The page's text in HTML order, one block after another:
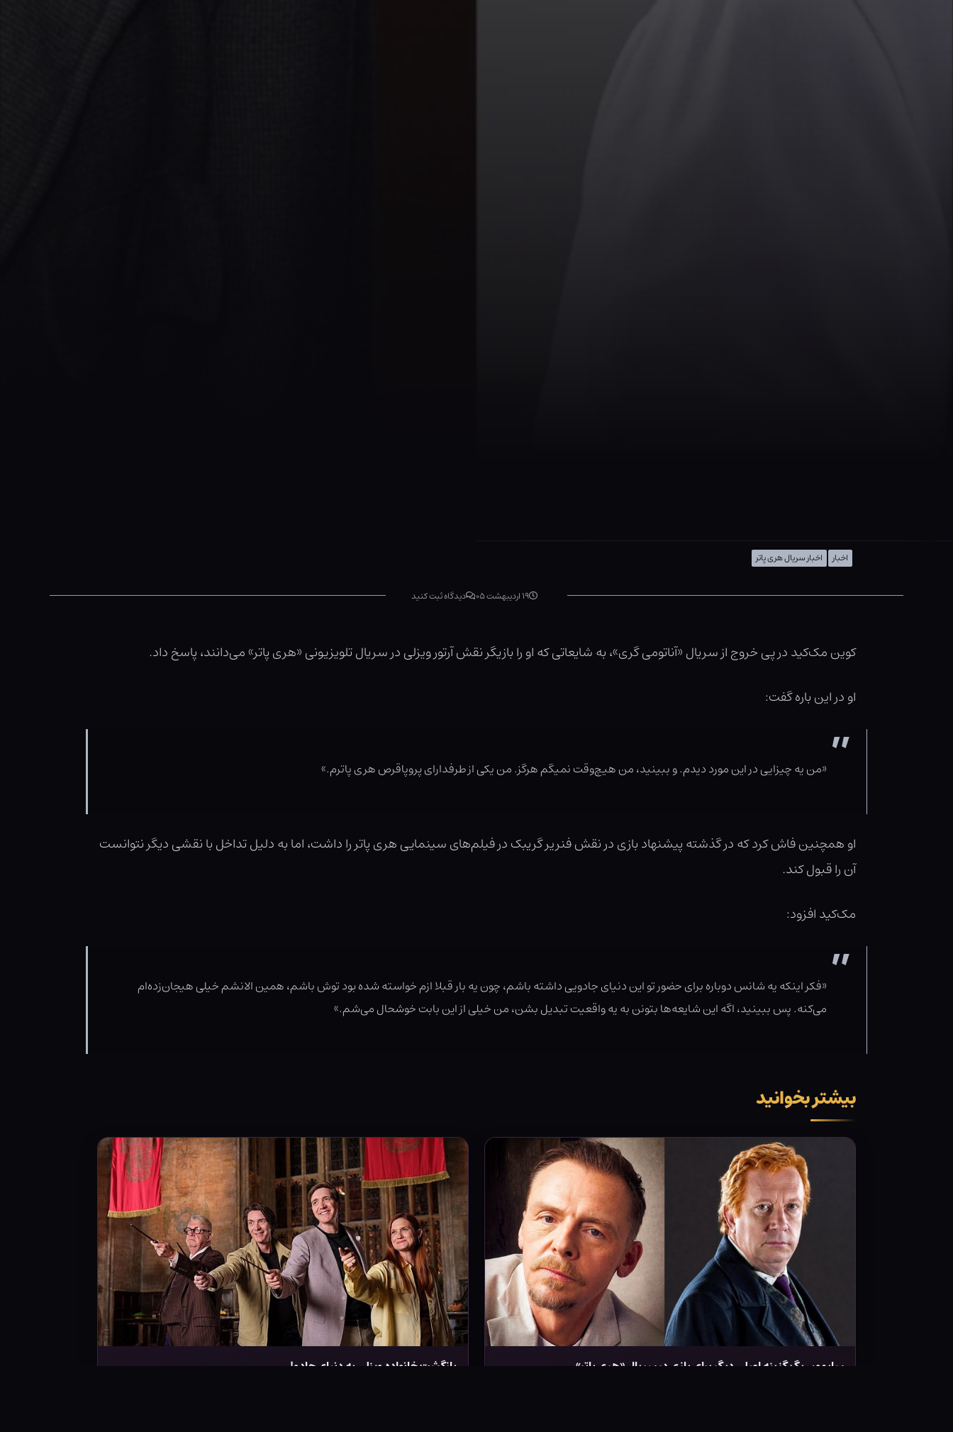
اخبار اخبار سریال هری پاتر
۱۹ اردیبهشت ۰۵ دیدگاه ثبت کنید
کوین مک‌کید در پی خروج از سریال «آناتومی گری»، به شایعاتی که او را بازیگر نقش آرتور ویزلی در سریال تلویزیونی «هری پاتر» می‌دانند، پاسخ داد.
او در این باره گفت:
«من یه چیزایی در این مورد دیدم. و ببینید، من هیچ‌وقت نمیگم هرگز. من یکی از طرفدارای پروپاقرص هری پاترم.»
او همچنین فاش کرد که در گذشته پیشنهاد بازی در نقش فنریر گریبک در فیلم‌های سینمایی هری پاتر را داشت، اما به دلیل تداخل با نقشی دیگر نتوانست
آن را قبول کند.
مک‌کید افزود:
«فکر اینکه یه شانس دوباره برای حضور تو این دنیای جادویی داشته باشم، چون یه بار قبلا ازم خواسته شده بود توش باشم، همین الانشم خیلی هیجان‌زده‌ام
می‌کنه. پس ببینید، اگه این شایعه‌ها بتونن به یه واقعیت تبدیل بشن، من خیلی از این بابت خوشحال می‌شم.»
بیشتر بخوانید
سایمون پگ گزینه اصلی دیگر برای بازی در سریال «هری پاتر» بازگشت خانواده ویزلی به دنیای جادو!